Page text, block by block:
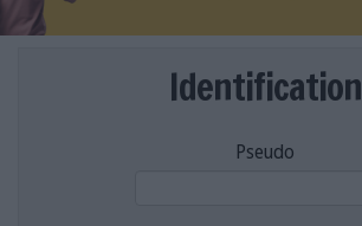
NUMÉRIQUE RESPONSABLE
Identification
Pseudo